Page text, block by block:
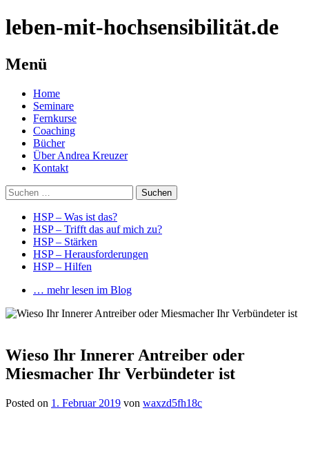
leben-mit-hochsensibilität.de
Menü
Springe
zum
Inhalt
Home
Seminare
Fernkurse
Coaching
Bücher
Über Andrea Kreuzer
Kontakt
Suchen
nach:
HSP – Was ist das?
HSP – Trifft das auf mich zu?
HSP – Stärken
HSP – Herausforderungen
HSP – Hilfen
… mehr lesen im Blog
Wieso Ihr Innerer Antreiber oder
Miesmacher Ihr Verbündeter ist
Posted on 1. Februar 2019 von waxzd5fh18c